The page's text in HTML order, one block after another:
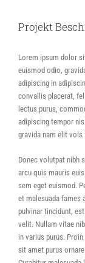
Projekt
Lorem ipsum dolor
euismod odio,
adipiscing in
convallis placerat,
lectus purus,
adipiscing tempor
gravida nam elit
Donec volutpat nibh
arcu quis mauris
sem eget euismod.
et malesuada fames
pulvinar tincidunt,
velit. Nullam vitae
in varius purus.
sit amet purus